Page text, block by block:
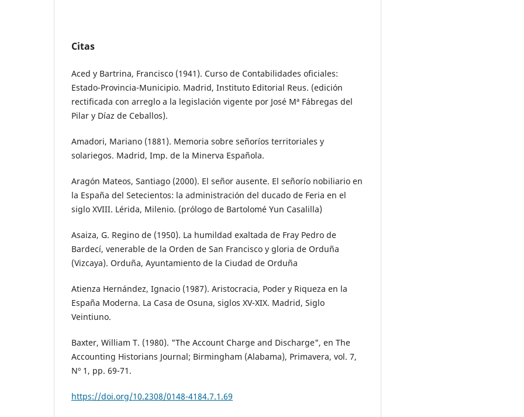
Citas
Aced y Bartrina, Francisco (1941). Curso de Contabilidades oficiales:
Estado-Provincia-Municipio. Madrid, Instituto Editorial Reus. (edición
rectificada con arreglo a la legislación vigente por José Mª Fábregas del
Pilar y Díaz de Ceballos).
Amadori, Mariano (1881). Memoria sobre señoríos territoriales y
solariegos. Madrid, Imp. de la Minerva Española.
Aragón Mateos, Santiago (2000). El señor ausente. El señorío nobiliario en
la España del Setecientos: la administración del ducado de Feria en el
siglo XVIII. Lérida, Milenio. (prólogo de Bartolomé Yun Casalilla)
Asaiza, G. Regino de (1950). La humildad exaltada de Fray Pedro de
Bardecí, venerable de la Orden de San Francisco y gloria de Orduña
(Vizcaya). Orduña, Ayuntamiento de la Ciudad de Orduña
Atienza Hernández, Ignacio (1987). Aristocracia, Poder y Riqueza en la
España Moderna. La Casa de Osuna, siglos XV-XIX. Madrid, Siglo
Veintiuno.
Baxter, William T. (1980). "The Account Charge and Discharge", en The
Accounting Historians Journal; Birmingham (Alabama), Primavera, vol. 7,
Nº 1, pp. 69-71.
https://doi.org/10.2308/0148-4184.7.1.69